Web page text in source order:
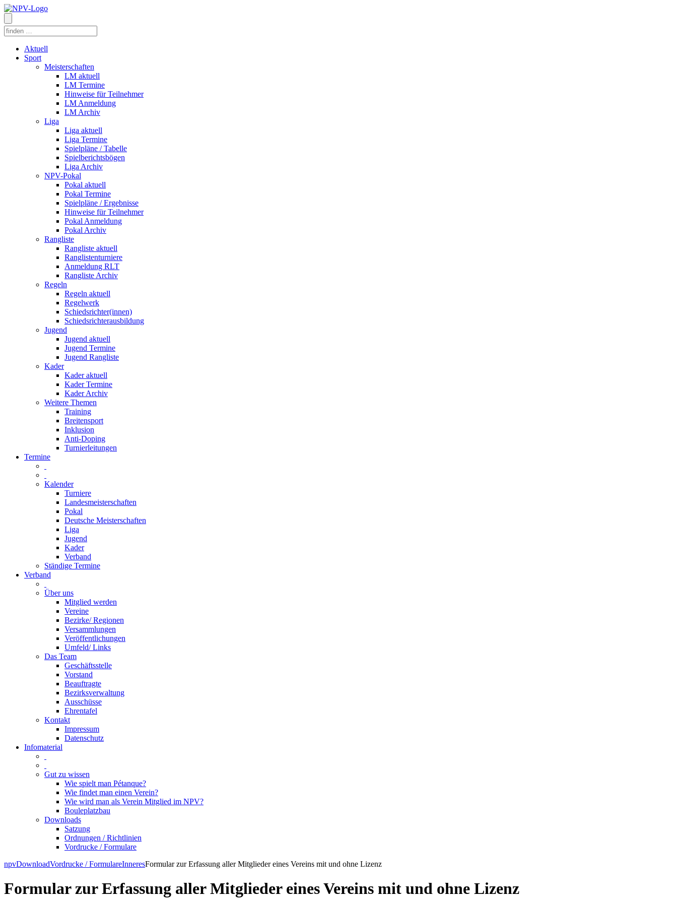
Aktuell
Sport
Meisterschaften
LM aktuell
LM Termine
Hinweise für Teilnehmer
LM Anmeldung
LM Archiv
Liga
Liga aktuell
Liga Termine
Spielpläne / Tabelle
Spielberichtsbögen
Liga Archiv
NPV-Pokal
Pokal aktuell
Pokal Termine
Spielpläne / Ergebnisse
Hinweise für Teilnehmer
Pokal Anmeldung
Pokal Archiv
Rangliste
Rangliste aktuell
Ranglistenturniere
Anmeldung RLT
Rangliste Archiv
Regeln
Regeln aktuell
Regelwerk
Schiedsrichter(innen)
Schiedsrichterausbildung
Jugend
Jugend aktuell
Jugend Termine
Jugend Rangliste
Kader
Kader aktuell
Kader Termine
Kader Archiv
Weitere Themen
Training
Breitensport
Inklusion
Anti-Doping
Turnierleitungen
Termine
Kalender
Turniere
Landesmeisterschaften
Pokal
Deutsche Meisterschaften
Liga
Jugend
Kader
Verband
Ständige Termine
Verband
Über uns
Mitglied werden
Vereine
Bezirke/ Regionen
Versammlungen
Veröffentlichungen
Umfeld/ Links
Das Team
Geschäftsstelle
Vorstand
Beauftragte
Bezirksverwaltung
Ausschüsse
Ehrentafel
Kontakt
Impressum
Datenschutz
Infomaterial
Gut zu wissen
Wie spielt man Pétanque?
Wie findet man einen Verein?
Wie wird man als Verein Mitglied im NPV?
Bouleplatzbau
Downloads
Satzung
Ordnungen / Richtlinien
Vordrucke / Formulare
Skip
content
npvDownloadVordrucke / FormulareInneresFormular zur Erfassung aller Mitglieder eines Vereins mit und ohne Lizenz
Formular zur Erfassung aller Mitglieder eines Vereins mit und ohne Lizenz